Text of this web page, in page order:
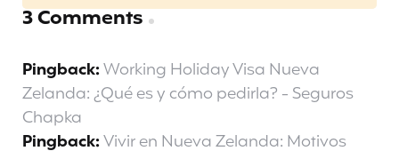
3 Comments
Pingback:Working Holiday Visa Nueva
Zelanda: ¿Qué es y cómo pedirla? - Seguros
Chapka
Pingback:Vivir en Nueva Zelanda: Motivos